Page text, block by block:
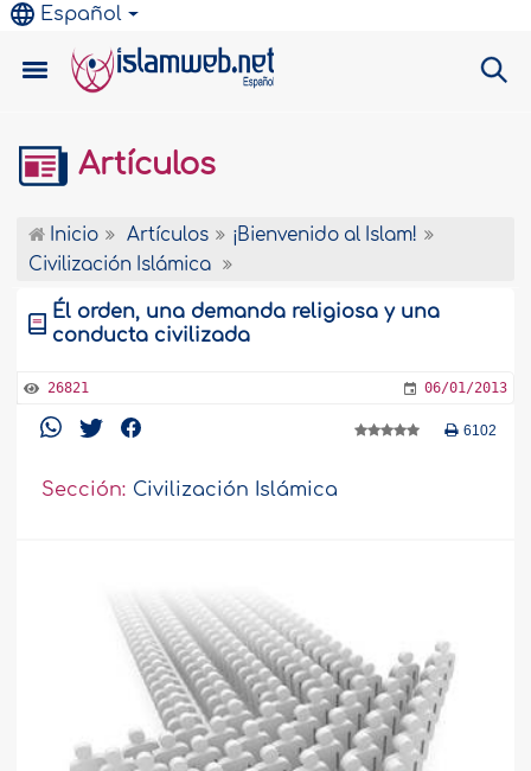
Español
Artículos
Inicio Artículos
¡Bienvenido al Islam!
Civilización Islámica
Él orden, una demanda religiosa y una
conducta civilizada
26821 06/01/2013
6102
Sección: Civilización Islámica